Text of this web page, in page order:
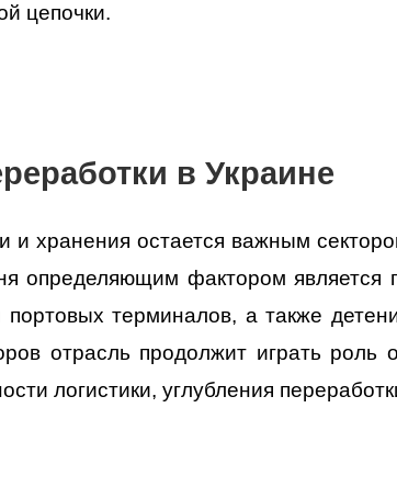
цепочки.
в Украине
и хранения остается важным
определяющим фактором
терминалов, а также
отрасль продолжит играть роль
логистики, углубления